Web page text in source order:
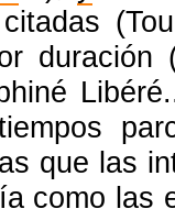
que las
como las